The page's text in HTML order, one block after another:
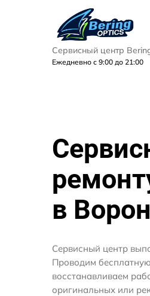
Сервисный центр
Ежедневно с 9:00 до 21:00
в
Сервисный центр
Проводим
восстанавливаем
оригинальных или